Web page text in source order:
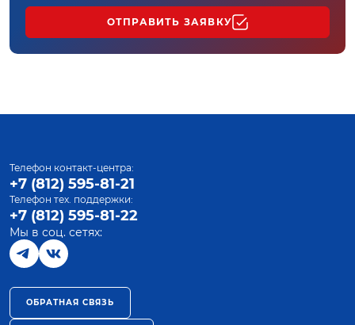
ОТПРАВИТЬ ЗАЯВКУ
Телефон контакт-центра:
+7 (812) 595-81-21
Телефон тех. поддержки:
+7 (812) 595-81-22
Мы в соц. сетях:
ОБРАТНАЯ СВЯЗЬ